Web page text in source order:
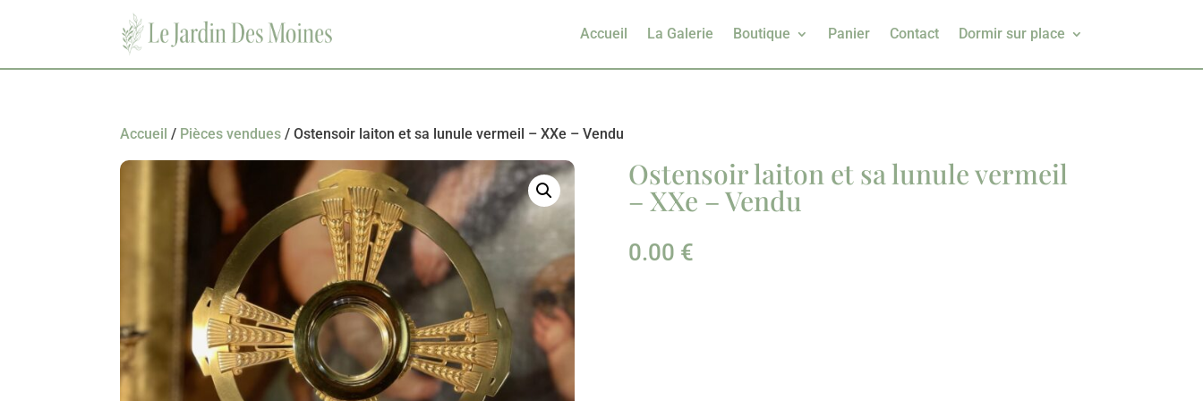
Accueil La Galerie Boutique Panier Contact Dormir sur place
Accueil / Pièces vendues / Ostensoir laiton et sa lunule vermeil – XXe – Vendu
Ostensoir laiton et sa lunule vermeil
– XXe – Vendu
0.00 €